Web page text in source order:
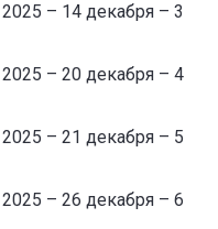
– 14 декабря – 3
– 20 декабря – 4
– 21 декабря – 5
– 26 декабря – 6